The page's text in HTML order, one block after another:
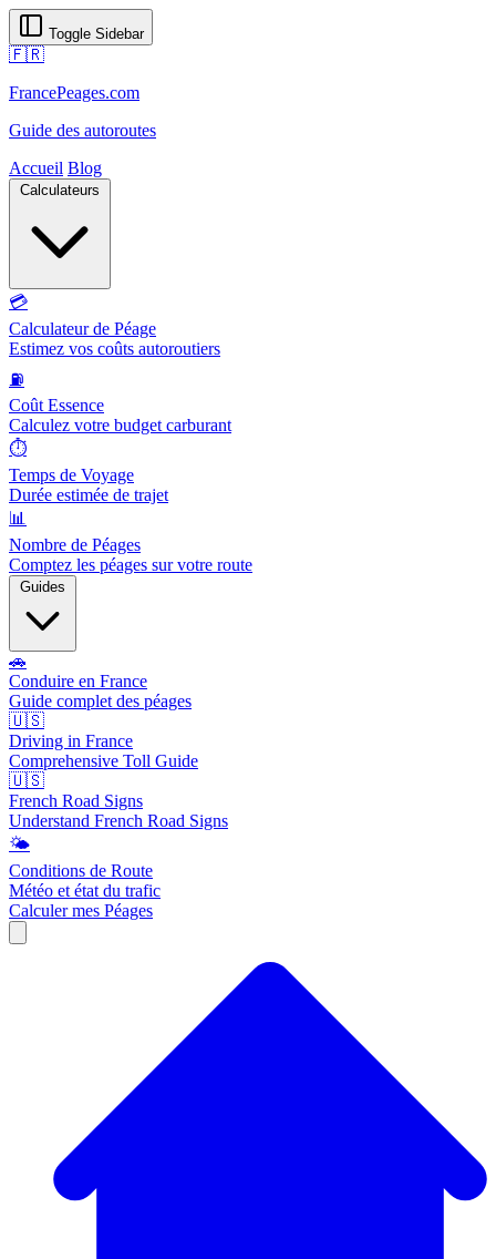
Toggle Sidebar
🇫🇷
FrancePeages.com
Guide des autoroutes
Accueil Blog
Calculateurs
💳
Calculateur de Péage
Estimez vos coûts autoroutiers
⛽
Coût Essence
Calculez votre budget carburant
⏱️
Temps de Voyage
Durée estimée de trajet
📊
Nombre de Péages
Comptez les péages sur votre route
Guides
🚗
Conduire en France
Guide complet des péages
🇺🇸
Driving in France
Comprehensive Toll Guide
🇺🇸
French Road Signs
Understand French Road Signs
🌤️
Conditions de Route
Météo et état du trafic
Calculer mes Péages